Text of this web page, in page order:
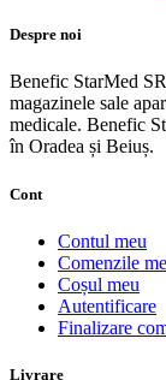
Despre noi
Benefic StarMed
magazinele sale
medicale. Benefic
în Oradea și Beiuș.
Cont
Contul meu
Comenzile
Coșul meu
Autentificare
Finalizare
Livrare